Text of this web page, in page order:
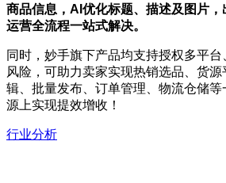
商品信息，AI优化标题、描述及图片，
运营全流程一站式解决。
同时，妙手旗下产品均支持授权多平
风险，可助力卖家实现热销选品、货
辑、批量发布、订单管理、物流仓储
源上实现提效增收！
行业分析